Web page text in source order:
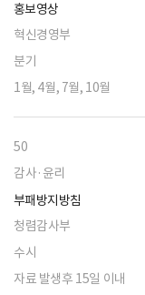
홍보영상
혁신경영부
분기
1월, 4월, 7월, 10월
50
감사·윤리
부패방지방침
청렴감사부
수시
자료 발생후 15일 이내